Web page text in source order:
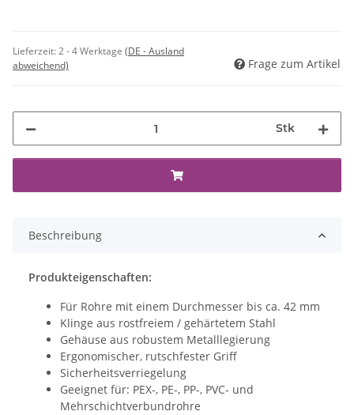
Lieferzeit:2 - 4 Werktage (DE - Ausland
abweichend)
Frage zum Artikel
Stk
Beschreibung
Produkteigenschaften:
Für Rohre mit einem Durchmesser bis ca. 42 mm
Klinge aus rostfreiem / gehärtetem Stahl
Gehäuse aus robustem Metalllegierung
Ergonomischer, rutschfester Griff
Sicherheitsverriegelung
Geeignet für: PEX-, PE-, PP-, PVC- und
Mehrschichtverbundrohre